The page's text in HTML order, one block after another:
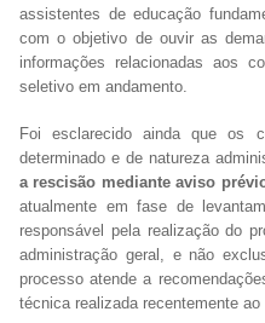
assistentes de educação
com o objetivo de ouvir as
informações relacionadas aos
seletivo em andamento.
Foi esclarecido ainda que os
determinado e de natureza
a rescisão mediante aviso
atualmente em fase de
responsável pela realização do
administração geral, e não
processo atende a
técnica realizada recentemente